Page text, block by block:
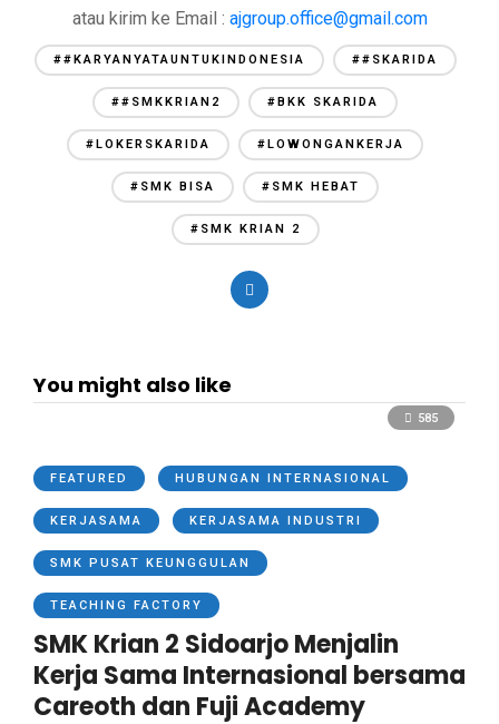
atau kirim ke Email : ajgroup.office@gmail.com
##KARYANYATAUNTUKINDONESIA ##SKARIDA
##SMKKRIAN2 #BKK SKARIDA
#LOKERSKARIDA #LOWONGANKERJA
#SMK BISA #SMK HEBAT
#SMK KRIAN 2
You might also like
585
FEATURED HUBUNGAN INTERNASIONAL
KERJASAMA KERJASAMA INDUSTRI
SMK PUSAT KEUNGGULAN
TEACHING FACTORY
SMK Krian 2 Sidoarjo Menjalin
Kerja Sama Internasional bersama
Careoth dan Fuji Academy